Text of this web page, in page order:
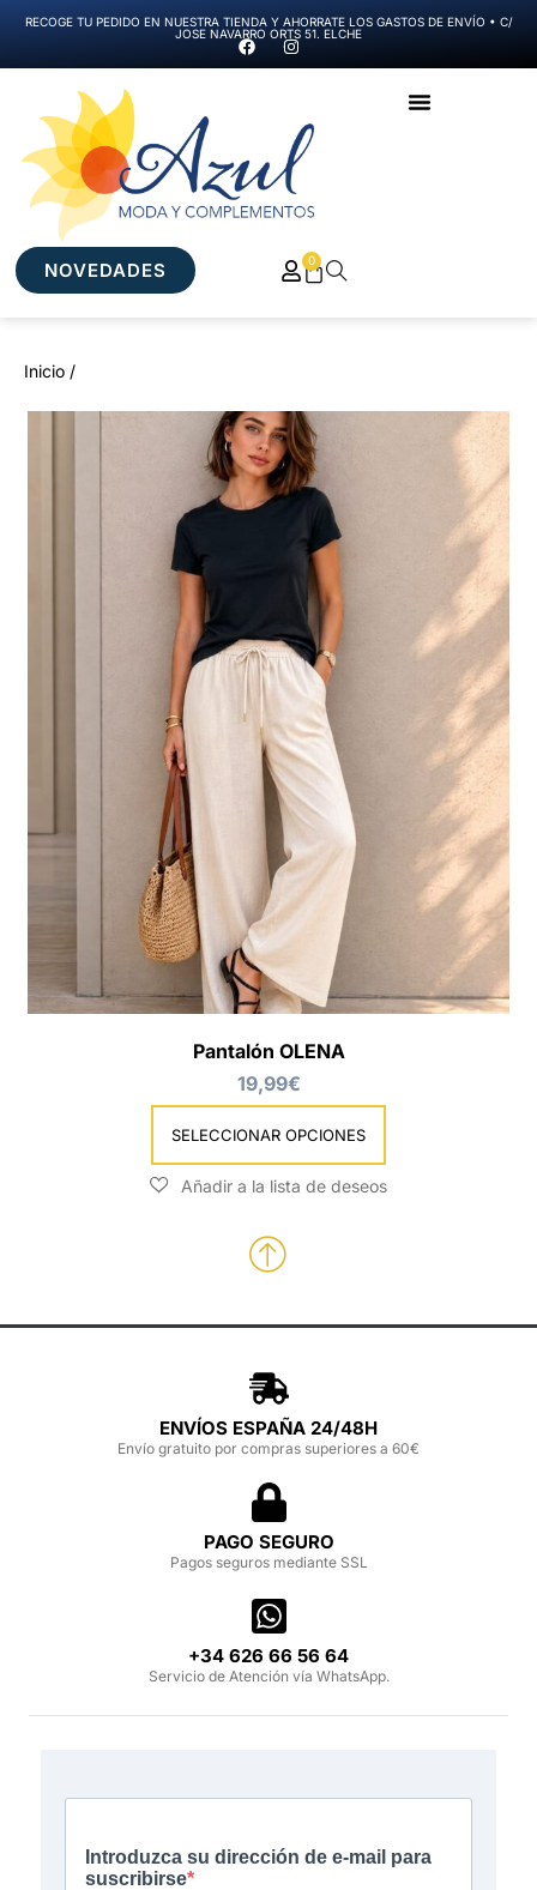
RECOGE TU PEDIDO EN NUESTRA TIENDA Y AHORRATE LOS GASTOS DE ENVÍO • C/
JOSE NAVARRO ORTS 51. ELCHE
NOVEDADES 0
Inicio /
Pantalón OLENA
19,99€
SELECCIONAR OPCIONES
ENVÍOS ESPAÑA 24/48H
Envío gratuito por compras superiores a 60€
PAGO SEGURO
Pagos seguros mediante SSL
‪+34 626 66 56 64‬
Servicio de Atención vía WhatsApp.